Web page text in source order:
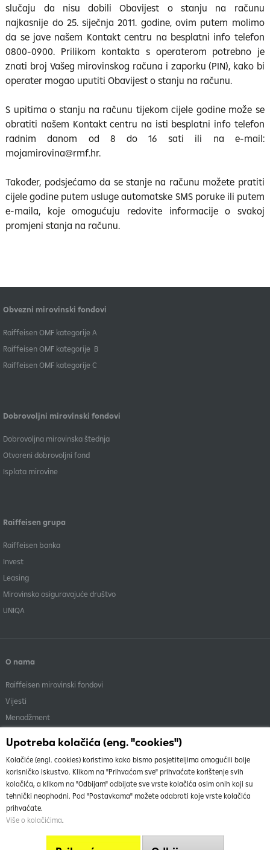
Upotreba kolačića (eng. "cookies")
Kolačiće (engl. cookies) koristimo kako bismo posjetiteljima omogućili bolje
korisničko iskustvo. Klikom na "Prihvaćam sve" prihvaćate korištenje svih
kolačića, a klikom na "Odbijam" odbijate sve vrste kolačića osim onih koji su
tehnički neophodni. Pod "Postavkama" možete odabrati koje vrste kolačića
prihvaćate.
Više o kolačićima.
slučaju da nisu dobili Obavijest o stanju na računu
najkasnije do 25. siječnja 2011. godine, ovim putem molimo
da se jave našem Kontakt centru na besplatni info telefon
0800-0900. Prilikom kontakta s operaterom potrebno je
znati broj Vašeg mirovinskog računa i zaporku (PIN), kako bi
operater mogao uputiti Obavijest o stanju na računu.
S upitima o stanju na računu tijekom cijele godine može se
obratiti našem Kontakt centru na isti besplatni info telefon
radnim danom od 8 do 16 sati ili na e-mail:
mojamirovina@rmf.hr.
Također, podsjećamo da se stanje na računu možete pratiti
cijele godine putem usluge automatske SMS poruke ili putem
e-maila, koje omogućuju redovite informacije o svakoj
promjeni stanja na računu.
Obvezni mirovinski fondovi
​Raiffeisen OMF kategorije A
Raiffeisen OMF kategorije B
​Raiffeisen OMF kategorije C
Dobrovoljni mirovinski fondovi
Dobrovoljna mirovinska štednja
Otvoreni dobrovoljni fond
Isplata mirovine
Raiffeisen grupa
Raiffeisen banka
Invest
Leasing
Mirovinsko osiguravajuće društvo
UNIQA
O nama
Raiffeisen mirovinski fondovi
Vijesti
Menadžment
O nama
Uvjeti korištenja stranice
Vrh